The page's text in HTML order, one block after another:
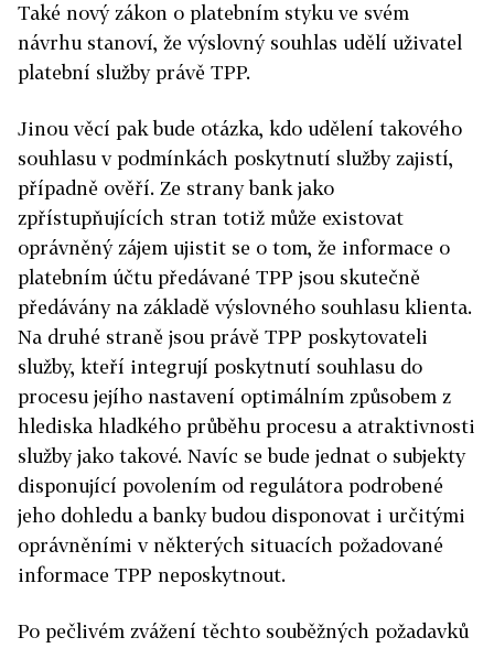
Také nový zákon o platebním styku ve svém
návrhu stanoví, že výslovný souhlas udělí uživatel
platební služby právě TPP.
Jinou věcí pak bude otázka, kdo udělení takového
souhlasu v podmínkách poskytnutí služby zajistí,
případně ověří. Ze strany bank jako
zpřístupňujících stran totiž může existovat
oprávněný zájem ujistit se o tom, že informace o
platebním účtu předávané TPP jsou skutečně
předávány na základě výslovného souhlasu klienta.
Na druhé straně jsou právě TPP poskytovateli
služby, kteří integrují poskytnutí souhlasu do
procesu jejího nastavení optimálním způsobem z
hlediska hladkého průběhu procesu a atraktivnosti
služby jako takové. Navíc se bude jednat o subjekty
disponující povolením od regulátora podrobené
jeho dohledu a banky budou disponovat i určitými
oprávněními v některých situacích požadované
informace TPP neposkytnout.
Po pečlivém zvážení těchto souběžných požadavků